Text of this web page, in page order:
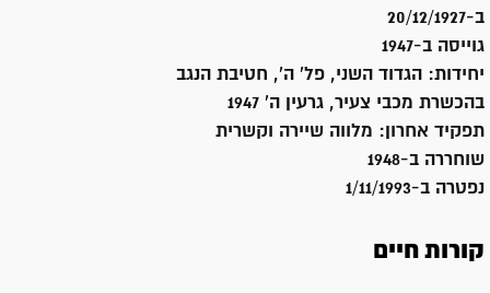
ב-20/12/1927
גוייסה ב-1947
יחידות: הגדוד השני, פל' ה', חטיבת הנגב
בהכשרת מכבי צעיר, גרעין ה' 1947
תפקיד אחרון: מלווה שיירה וקשרית
שוחררה ב-1948
נפטרה ב-1/11/1993
קורות חיים